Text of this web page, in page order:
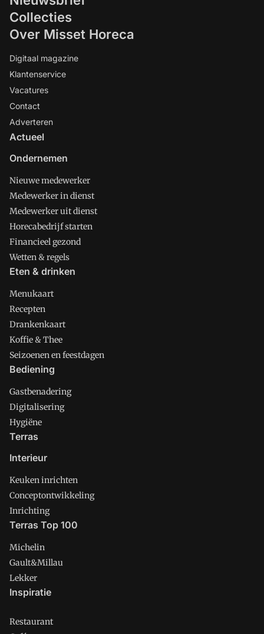
Collecties
Over Misset Horeca
Digitaal magazine
Klantenservice
Vacatures
Contact
Adverteren
Actueel
Ondernemen
Nieuwe medewerker
Medewerker in dienst
Medewerker uit dienst
Horecabedrijf starten
Financieel gezond
Wetten & regels
Eten & drinken
Menukaart
Recepten
Drankenkaart
Koffie & Thee
Seizoenen en feestdagen
Bediening
Gastbenadering
Digitalisering
Hygiëne
Terras
Interieur
Keuken inrichten
Conceptontwikkeling
Inrichting
Terras Top 100
Michelin
Gault&Millau
Lekker
Inspiratie
Restaurant